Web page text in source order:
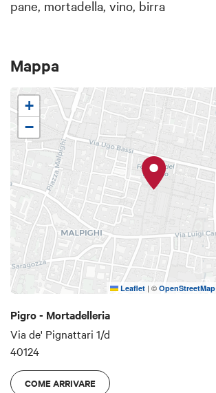
pane, mortadella, vino, birra
Mappa
+
−
Leaflet | © OpenStreetMap
Pigro - Mortadelleria
Via de' Pignattari 1/d
40124
COME ARRIVARE